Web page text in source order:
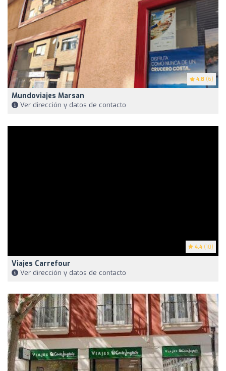
4.8 (6)
Mundoviajes Marsan
Ver dirección y datos de contacto
4.4 (10)
Viajes Carrefour
Ver dirección y datos de contacto